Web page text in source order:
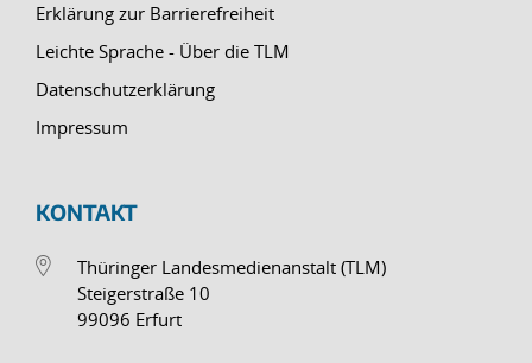
Erklärung zur Barrierefreiheit
Leichte Sprache - Über die TLM
Datenschutzerklärung
Impressum
KONTAKT
Thüringer Landesmedienanstalt (TLM)
Steigerstraße 10
99096 Erfurt